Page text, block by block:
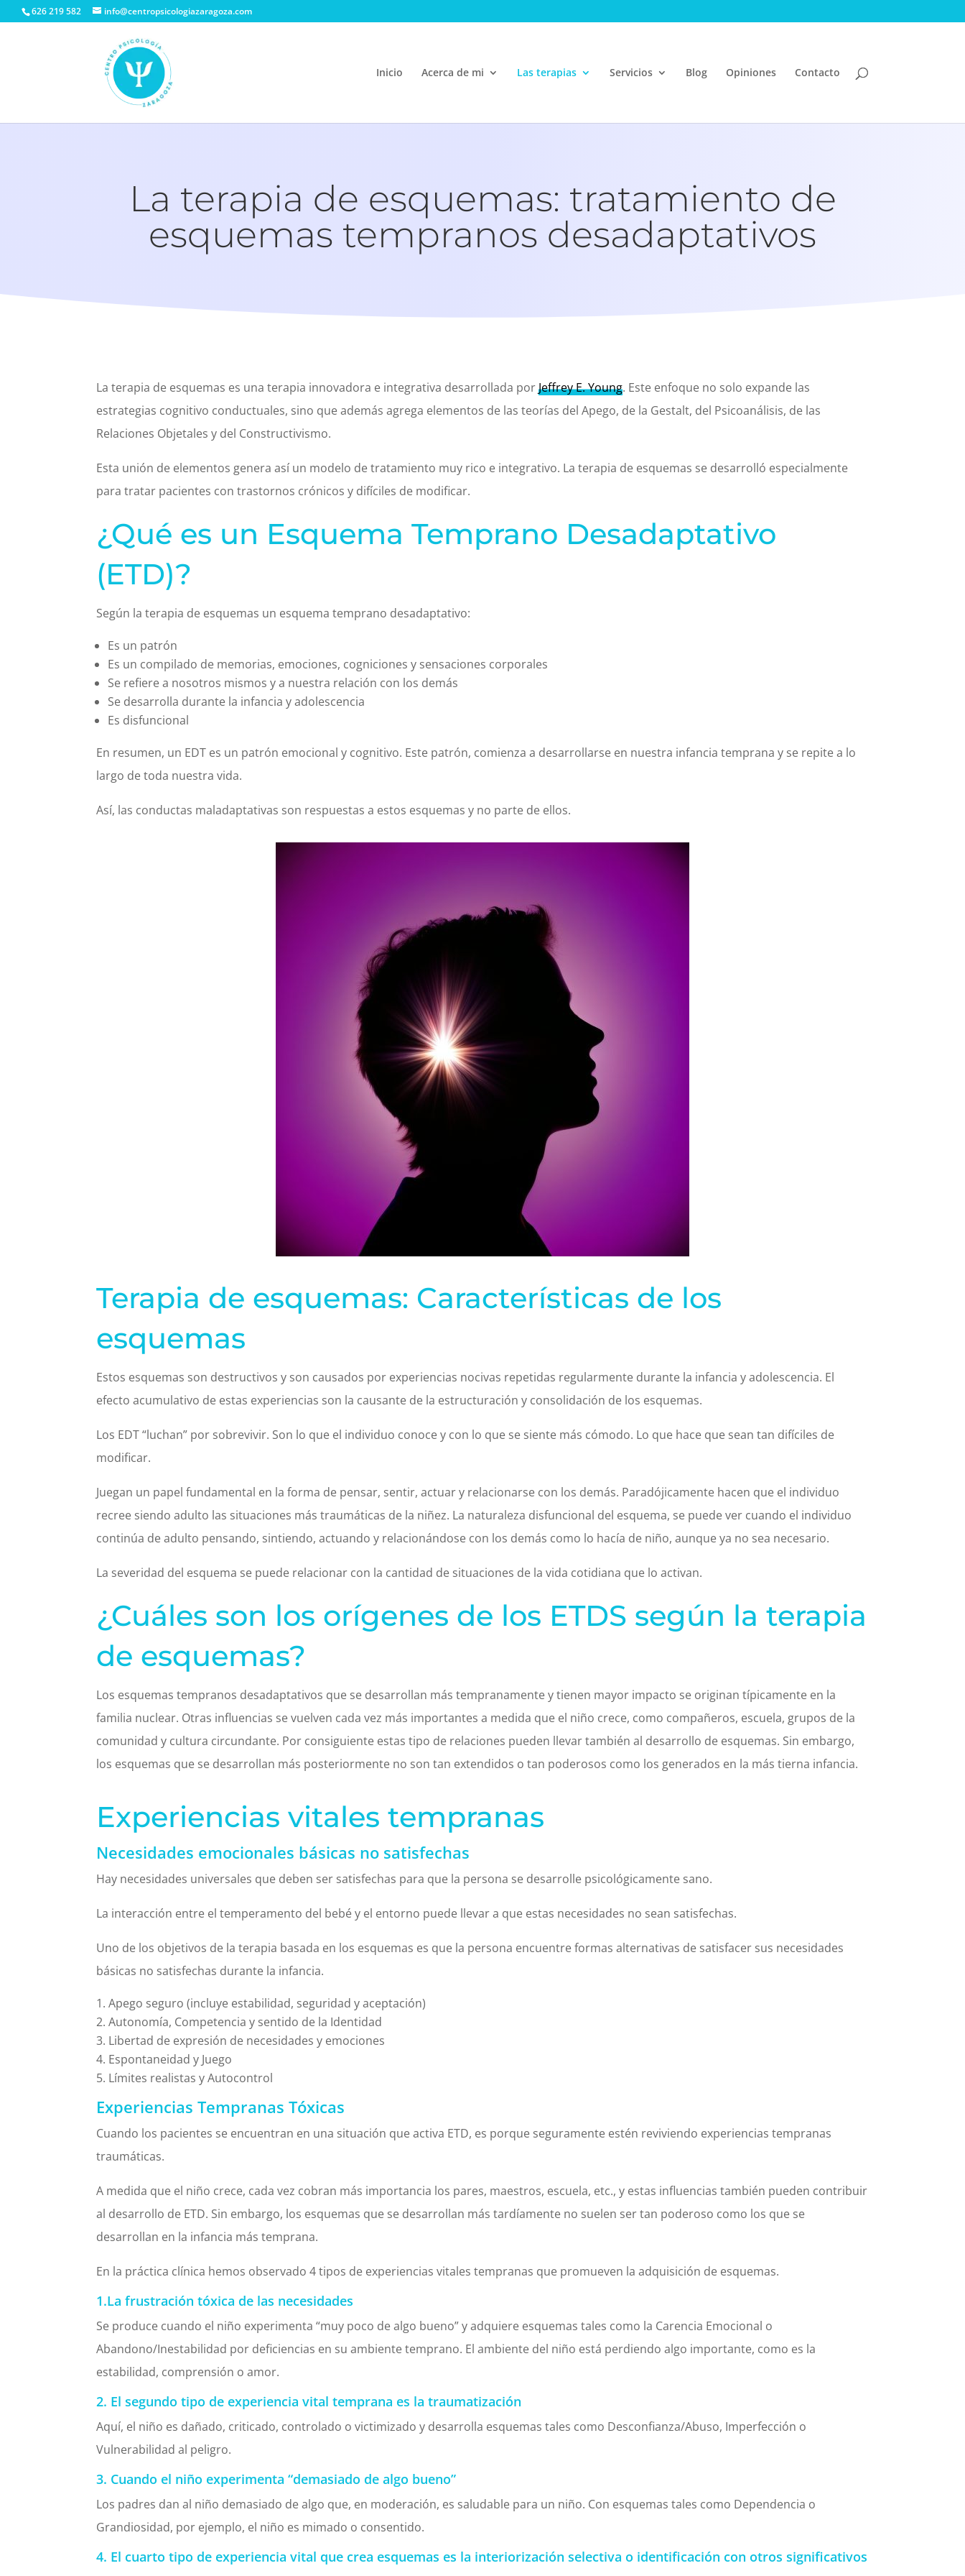
626 219 582 info@centropsicologiazaragoza.com
Inicio Acerca de mi Las terapias Servicios Blog Opiniones Contacto
La terapia de esquemas: tratamiento de
esquemas tempranos desadaptativos
La terapia de esquemas es una terapia innovadora e integrativa desarrollada porJeffrey E. Young. Este enfoque no solo expande las
estrategias cognitivo conductuales, sino que además agrega elementos de las teorías del Apego, de la Gestalt, del Psicoanálisis, de las
Relaciones Objetales y del Constructivismo.
Esta unión de elementos genera así un modelo de tratamiento muy rico e integrativo. La terapia de esquemas se desarrolló especialmente
para tratar pacientes con trastornos crónicos y difíciles de modificar.
¿Qué es un Esquema Temprano Desadaptativo
(ETD)?
Según la terapia de esquemas un esquema temprano desadaptativo:
Es un patrón
Es un compilado de memorias, emociones, cogniciones y sensaciones corporales
Se refiere a nosotros mismos y a nuestra relación con los demás
Se desarrolla durante la infancia y adolescencia
Es disfuncional
En resumen, un EDT es un patrón emocional y cognitivo. Este patrón, comienza a desarrollarse en nuestra infancia temprana y se repite a lo
largo de toda nuestra vida.
Así, las conductas maladaptativas son respuestas a estos esquemas y no parte de ellos.
Terapia de esquemas: Características de los
esquemas
Estos esquemas son destructivos y son causados por experiencias nocivas repetidas regularmente durante la infancia y adolescencia. El
efecto acumulativo de estas experiencias son la causante de la estructuración y consolidación de los esquemas.
Los EDT “luchan” por sobrevivir. Son lo que el individuo conoce y con lo que se siente más cómodo. Lo que hace que sean tan difíciles de
modificar.
Juegan un papel fundamental en la forma de pensar, sentir, actuar y relacionarse con los demás. Paradójicamente hacen que el individuo
recree siendo adulto las situaciones más traumáticas de la niñez. La naturaleza disfuncional del esquema, se puede ver cuando el individuo
continúa de adulto pensando, sintiendo, actuando y relacionándose con los demás como lo hacía de niño, aunque ya no sea necesario.
La severidad del esquema se puede relacionar con la cantidad de situaciones de la vida cotidiana que lo activan.
¿Cuáles son los orígenes de los ETDS según la terapia
de esquemas?
Los esquemas tempranos desadaptativos que se desarrollan más tempranamente y tienen mayor impacto se originan típicamente en la
familia nuclear. Otras influencias se vuelven cada vez más importantes a medida que el niño crece, como compañeros, escuela, grupos de la
comunidad y cultura circundante. Por consiguiente estas tipo de relaciones pueden llevar también al desarrollo de esquemas. Sin embargo,
los esquemas que se desarrollan más posteriormente no son tan extendidos o tan poderosos como los generados en la más tierna infancia.
Experiencias vitales tempranas
Necesidades emocionales básicas no satisfechas
Hay necesidades universales que deben ser satisfechas para que la persona se desarrolle psicológicamente sano.
La interacción entre el temperamento del bebé y el entorno puede llevar a que estas necesidades no sean satisfechas.
Uno de los objetivos de la terapia basada en los esquemas es que la persona encuentre formas alternativas de satisfacer sus necesidades
básicas no satisfechas durante la infancia.
Apego seguro (incluye estabilidad, seguridad y aceptación)
Autonomía, Competencia y sentido de la Identidad
Libertad de expresión de necesidades y emociones
Espontaneidad y Juego
Límites realistas y Autocontrol
Experiencias Tempranas Tóxicas
Cuando los pacientes se encuentran en una situación que activa ETD, es porque seguramente estén reviviendo experiencias tempranas
traumáticas.
A medida que el niño crece, cada vez cobran más importancia los pares, maestros, escuela, etc., y estas influencias también pueden contribuir
al desarrollo de ETD. Sin embargo, los esquemas que se desarrollan más tardíamente no suelen ser tan poderoso como los que se
desarrollan en la infancia más temprana.
En la práctica clínica hemos observado 4 tipos de experiencias vitales tempranas que promueven la adquisición de esquemas.
1.La frustración tóxica de las necesidades
Se produce cuando el niño experimenta “muy poco de algo bueno” y adquiere esquemas tales como la Carencia Emocional o
Abandono/Inestabilidad por deficiencias en su ambiente temprano. El ambiente del niño está perdiendo algo importante, como es la
estabilidad, comprensión o amor.
2. El segundo tipo de experiencia vital temprana es la traumatización
Aquí, el niño es dañado, criticado, controlado o victimizado y desarrolla esquemas tales como Desconfianza/Abuso, Imperfección o
Vulnerabilidad al peligro.
3. Cuando el niño experimenta “demasiado de algo bueno”
Los padres dan al niño demasiado de algo que, en moderación, es saludable para un niño. Con esquemas tales como Dependencia o
Grandiosidad, por ejemplo, el niño es mimado o consentido.
4. El cuarto tipo de experiencia vital que crea esquemas es la interiorización selectiva o identificación con otros significativos